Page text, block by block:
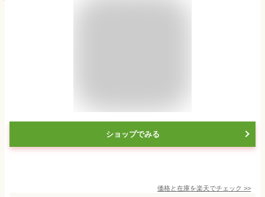
ショップでみる
価格と在庫を楽天でチェック >>